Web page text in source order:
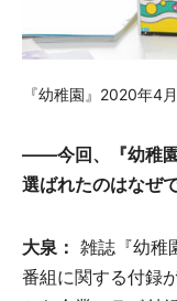
『幼稚園』2020年4
――今回、『幼稚園
選ばれたのはなぜ
大泉： 雑誌『幼稚
番組に関する付録